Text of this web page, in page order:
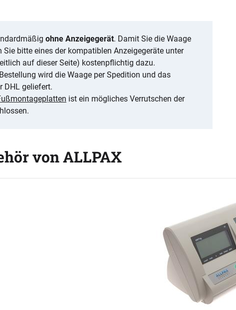
ohne Anzeigegerät. Damit Sie die Waage
Sie bitte eines der kompatiblen Anzeigegeräte unter
auf dieser Seite) kostenpflichtig dazu.
wird die Waage per Spedition und das
DHL geliefert.
ist ein mögliches Verrutschen der
von ALLPAX